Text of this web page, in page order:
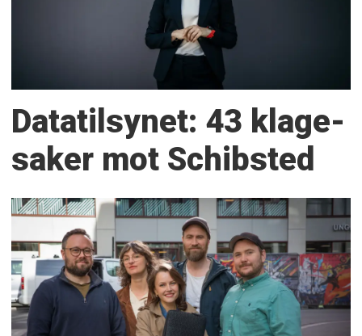
Datatilsynet: 43 klage­
saker mot Schibsted